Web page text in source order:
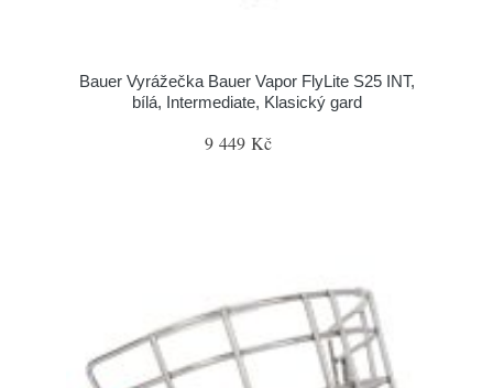
Bauer Vyrážečka Bauer Vapor FlyLite S25 INT,
bílá, Intermediate, Klasický gard
9 449 Kč